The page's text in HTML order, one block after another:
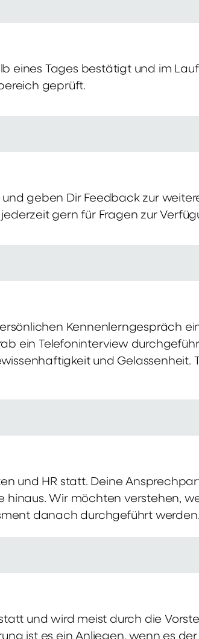
eines Tages bestätigt und im
geprüft.
geben Dir Feedback zur
gern für Fragen zur
Kennenlerngespräch
ein Telefoninterview
und Gelassenheit.
und HR statt. Deine
hinaus. Wir möchten verstehen,
danach durchgeführt werden.
und wird meist durch die